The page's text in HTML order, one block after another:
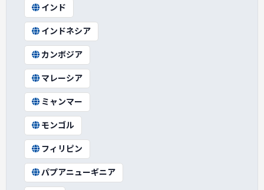
インド
インドネシア
カンボジア
マレーシア
ミャンマー
モンゴル
フィリピン
パプアニューギニア